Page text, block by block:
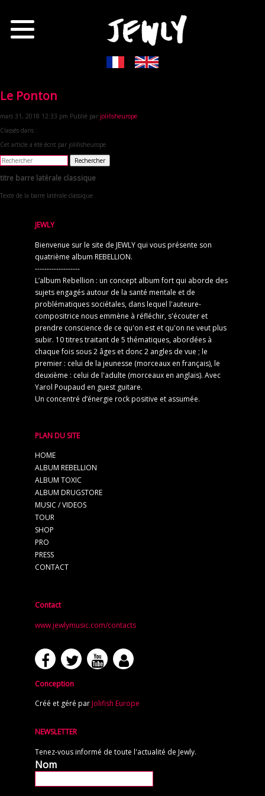
Le Ponton
mars 31, 2018 12:33 pm Publié par jolifisheurope
Classés dans :
Cet article a été écrit par jolifisheurope
Rechercher
titre barre latérale classique
Texte de la barre latérale classique
JEWLY
Bienvenue sur le site de JEWLY qui vous présente son
quatrième album REBELLION.
-------------------
L’album Rebellion : un concept album fort qui aborde des
sujets engagés autour de la santé mentale et de
problématiques sociétales, dans lequel l'auteure-
compositrice nous emmène à réfléchir, s'écouter et
prendre conscience de ce qu'on est et qu'on ne veut plus
subir. 10 titres traitant de 5 thématiques, abordées à
chaque fois sous 2 âges et donc 2 angles de vue ; le
premier : celui de la jeunesse (morceaux en français), le
deuxième : celui de l'adulte (morceaux en anglais). Avec
Yarol Poupaud en guest guitare.
Un concentré d’énergie rock positive et assumée.
PLAN DU SITE
HOME
ALBUM REBELLION
ALBUM TOXIC
ALBUM DRUGSTORE
MUSIC / VIDEOS
TOUR
SHOP
PRO
PRESS
CONTACT
Contact
www.jewlymusic.com/contacts
Conception
Créé et géré par Jolifish Europe
NEWSLETTER
Tenez-vous informé de toute l'actualité de Jewly.
Nom